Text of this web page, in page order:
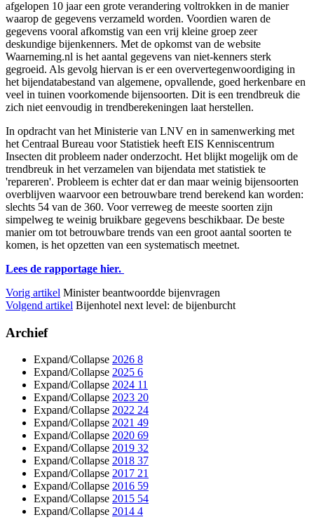
afgelopen 10 jaar een grote verandering voltrokken in de manier
waarop de gegevens verzameld worden. Voordien waren de
gegevens vooral afkomstig van een vrij kleine groep zeer
deskundige bijenkenners. Met de opkomst van de website
Waarneming.nl is het aantal gegevens van niet-kenners sterk
gegroeid. Als gevolg hiervan is er een oververtegenwoordiging in
het bijendatabestand van algemene, opvallende, goed herkenbare en
veel in tuinen voorkomende bijensoorten. Dit is een trendbreuk die
zich niet eenvoudig in trendberekeningen laat herstellen.
In opdracht van het Ministerie van LNV en in samenwerking met
het Centraal Bureau voor Statistiek heeft EIS Kenniscentrum
Insecten dit probleem nader onderzocht. Het blijkt mogelijk om de
trendbreuk in het verzamelen van bijendata met statistiek te
'repareren'. Probleem is echter dat er dan maar weinig bijensoorten
overblijven waarvoor een betrouwbare trend berekend kan worden:
slechts 54 van de 360. Voor verreweg de meeste soorten zijn
simpelweg te weinig bruikbare gegevens beschikbaar. De beste
manier om tot betrouwbare trends van een groot aantal soorten te
komen, is het opzetten van een systematisch meetnet.
Lees de rapportage hier.
Vorig artikel Minister beantwoordde bijenvragen
Volgend artikel Bijenhotel next level: de bijenburcht
Archief
Expand/Collapse 2026 8
Expand/Collapse 2025 6
Expand/Collapse 2024 11
Expand/Collapse 2023 20
Expand/Collapse 2022 24
Expand/Collapse 2021 49
Expand/Collapse 2020 69
Expand/Collapse 2019 32
Expand/Collapse 2018 37
Expand/Collapse 2017 21
Expand/Collapse 2016 59
Expand/Collapse 2015 54
Expand/Collapse 2014 4